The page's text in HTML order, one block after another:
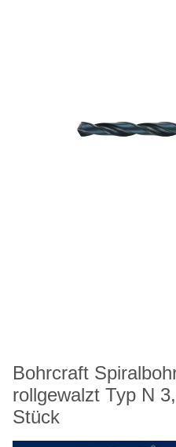
Bohrcraft
rollgewalzt Typ N
Stück